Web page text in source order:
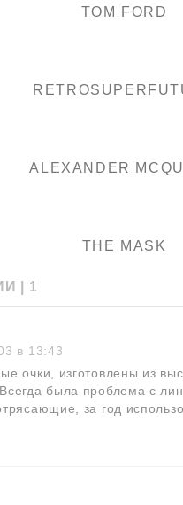
TOM FORD
ALEXANDER
THE MASK
| 1
в 13:43
очки, изготовлены из
была проблема с
за год